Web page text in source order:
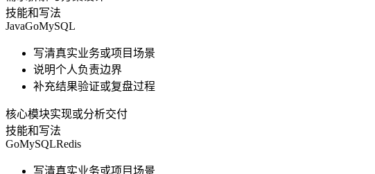
技能和写法
JavaGoMySQL
写清真实业务或项目场景
说明个人负责边界
补充结果验证或复盘过程
核心模块实现或分析交付
技能和写法
GoMySQLRedis
写清真实业务或项目场景